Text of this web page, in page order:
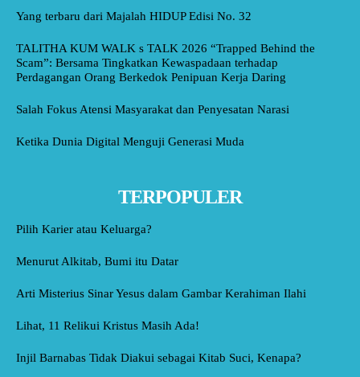
Yang terbaru dari Majalah HIDUP Edisi No. 32
TALITHA KUM WALK s TALK 2026 “Trapped Behind the
Scam”: Bersama Tingkatkan Kewaspadaan terhadap
Perdagangan Orang Berkedok Penipuan Kerja Daring
Salah Fokus Atensi Masyarakat dan Penyesatan Narasi
Ketika Dunia Digital Menguji Generasi Muda
TERPOPULER
Pilih Karier atau Keluarga?
Menurut Alkitab, Bumi itu Datar
Arti Misterius Sinar Yesus dalam Gambar Kerahiman Ilahi
Lihat, 11 Relikui Kristus Masih Ada!
Injil Barnabas Tidak Diakui sebagai Kitab Suci, Kenapa?